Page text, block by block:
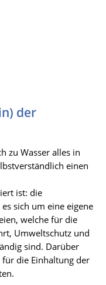
der
zu Wasser alles in
einen
ist: die
sich um eine eigene
welche für die
Umweltschutz und
sind. Darüber
die Einhaltung der